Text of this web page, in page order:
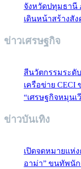
จังหวัดปทุมธานี
เดินหน้าสร้างสั
ข่าวเศรษฐกิจ
สีนวัตกรรมระดั
เครือข่าย
“เศรษฐกิจหมุนเ
ข่าวบันเทิง
เปิดจดหมายแห่ง
อาม่า” ขนทัพนั